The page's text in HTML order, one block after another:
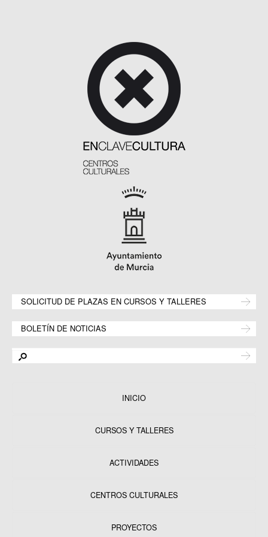
SOLICITUD DE PLAZAS EN CURSOS Y TALLERES
BOLETÍN DE NOTICIAS
INICIO
CURSOS Y TALLERES
ACTIVIDADES
CENTROS CULTURALES
PROYECTOS